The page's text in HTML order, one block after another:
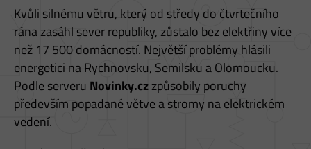
Z
A
T
E
S
A
T
Kvůli silnému větru, který od středy do čtvrtečního
rána zasáhl sever republiky, zůstalo bez elektřiny více
než 17 500 domácností. Největší problémy hlásili
energetici na Rychnovsku, Semilsku a Olomoucku.
Podle serveru Novinky.czzpůsobily poruchy
především popadané větve a stromy na elektrickém
vedení.